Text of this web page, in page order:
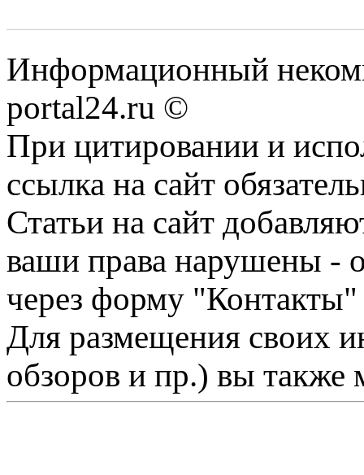
Информационный
portal24.ru ©
При цитировании и
ссылка на сайт
Статьи на сайт
ваши права нарушены -
через форму "Контакты"
Для размещения своих
обзоров и пр.) вы также